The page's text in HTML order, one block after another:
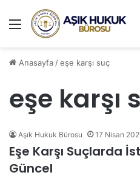
Menü
Anasayfa/eşe karşı suç
eşe karşı
Aşık Hukuk Bürosu 17 Nisan
Eşe Karşı Suçlarda
Güncel